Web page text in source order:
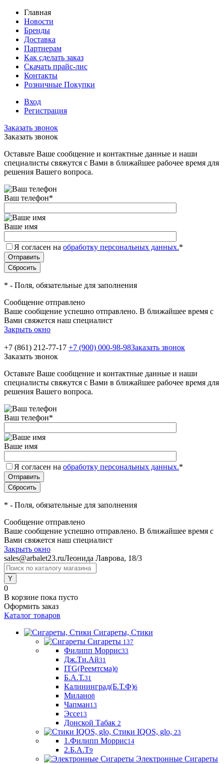
Главная
Новости
Бренды
Доставка
Партнерам
Как сделать заказ
Скачать прайс-лис
Контакты
Розничные Покупки
Вход
Регистрация
Заказать звонок
Заказать звонок
Оставьте Ваше сообщение и контактные данные и наши
специалисты свяжутся с Вами в ближайшее рабочее время для
решения Вашего вопроса.
Ваш телефон*
Ваше имя
Я согласен на обработку персональных данных.*
* - Поля, обязательные для заполнения
Сообщение отправлено
Ваше сообщение успешно отправлено. В ближайшее время с
Вами свяжется наш специалист
Закрыть окно
+7 (861) 212-77-17 +7 (900) 000-98-98Заказать звонок
Заказать звонок
Оставьте Ваше сообщение и контактные данные и наши
специалисты свяжутся с Вами в ближайшее рабочее время для
решения Вашего вопроса.
Ваш телефон*
Ваше имя
Я согласен на обработку персональных данных.*
* - Поля, обязательные для заполнения
Сообщение отправлено
Ваше сообщение успешно отправлено. В ближайшее время с
Вами свяжется наш специалист
Закрыть окно
sales@arbalet23.ruЛеонида Лаврова, 18/3
0
В корзине пока пусто
Оформить заказ
Каталог товаров
Сигареты, Стики
Сигареты 137
Филипп Моррис33
Дж.Ти.Ай31
ITG(Реемтсма)0
Б.А.Т.31
Калининград(Б.Т.Ф)6
Милано8
Чапман13
Эссе13
Донской Табак 2
Стики IQOS, glo, 23
1.Филипп Моррис14
2.Б.А.Т9
Электронные Сигареты